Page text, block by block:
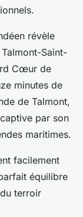
révèle
Saint-
Cœur de
minutes de
de Talmont,
par son
maritimes.
facilement
équilibre
terroir